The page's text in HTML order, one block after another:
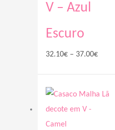
V – Azul
Escuro
32.10€ – 37.00€
range: